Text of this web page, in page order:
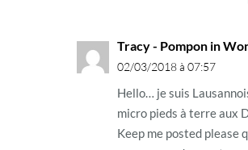
Tracy - Pompon in
02/03/2018 à 07:57
Hello… je suis
micro pieds à terre aux
Keep me posted please